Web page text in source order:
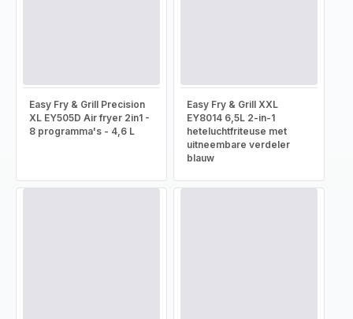
Easy Fry & Grill Precision
XL EY505D Air fryer 2in1 -
8 programma's - 4,6 L
Easy Fry & Grill XXL
EY8014 6,5L 2-in-1
heteluchtfriteuse met
uitneembare verdeler
blauw